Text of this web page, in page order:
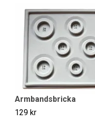
Armbandsbricka
129 kr